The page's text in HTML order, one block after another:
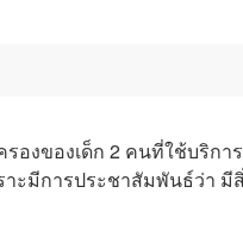
รองของเด็ก 2 คนที่ใช้บริกา
าะมีการประชาสัมพันธ์ว่า